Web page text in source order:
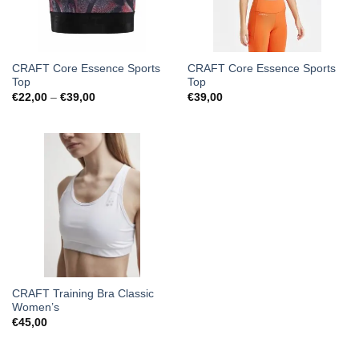
CRAFT Core Essence Sports
Top
€22,00 – €39,00Price
€39,00
CRAFT Core Essence Sports
Top
€39,00
CRAFT Training Bra Classic
Women’s
€45,00